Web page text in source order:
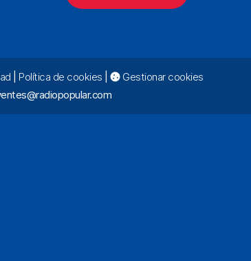
Política de cookies
Gestionar cookies